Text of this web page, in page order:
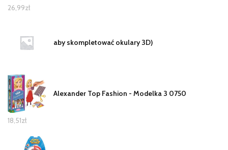
26,99zł
aby skompletować okulary 3D)
Alexander Top Fashion - Modelka 3 0750
18,51zł